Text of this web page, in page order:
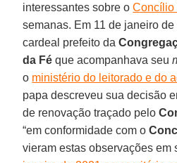
interessantes sobre oConcílio
semanas. Em 11 de janeiro
cardeal prefeito da
da Fé que acompanhava seu
o ministério do leitorado e do
papa descreveu sua decisão
de renovação traçado pelo
“em conformidade com o
vieram estas observações em